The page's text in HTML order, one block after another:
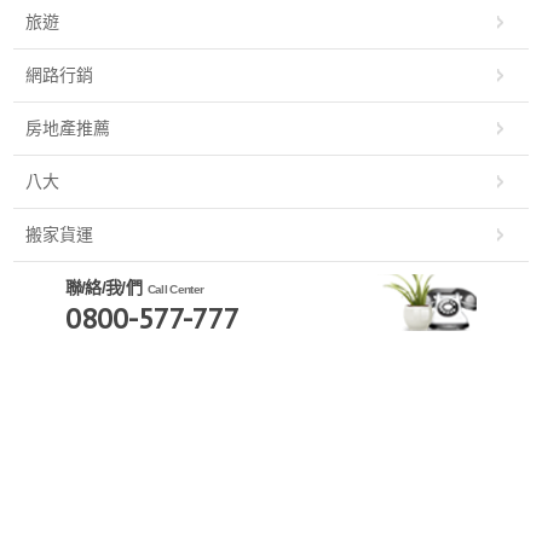
旅遊
網路行銷
房地產推薦
八大
搬家貨運
聯/絡/我/們 Call Center
0800-577-777